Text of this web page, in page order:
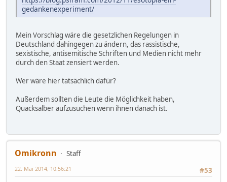
gedankenexperiment/
Mein Vorschlag wäre die gesetzlichen Regelungen in
Deutschland dahingegen zu ändern, das rassistische,
sexistische, antisemitische Schriften und Medien nicht mehr
durch den Staat zensiert werden.
Wer wäre hier tatsächlich dafür?
Außerdem sollten die Leute die Möglichkeit haben,
Quacksalber aufzusuchen wenn ihnen danach ist.
Omikronn
Staff
#53
22. Mai 2014, 10:56:21